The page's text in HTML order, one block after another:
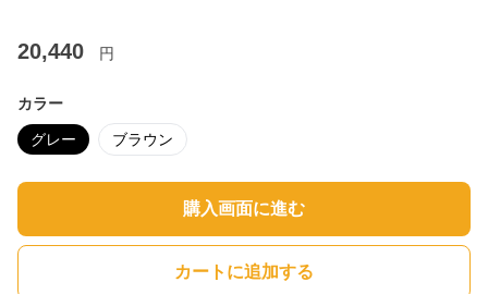
20,440 円
カラー
グレー ブラウン
購入画面に進む
カートに追加する